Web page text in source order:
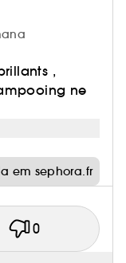
,
ne
em sephora.fr
0